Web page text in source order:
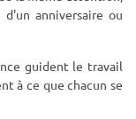
d'un anniversaire ou
guident le travail
à ce que chacun se